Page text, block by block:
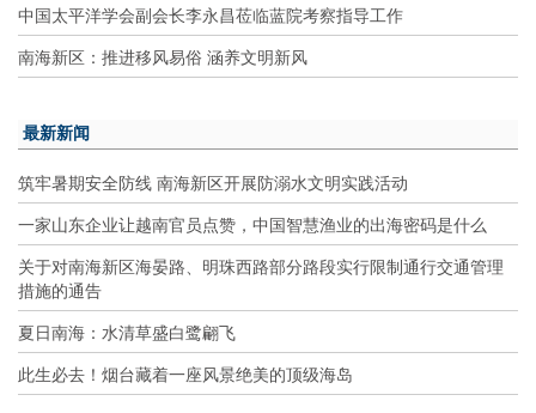
中国太平洋学会副会长李永昌莅临蓝院考察指导工作
南海新区：推进移风易俗 涵养文明新风
最新新闻
筑牢暑期安全防线 南海新区开展防溺水文明实践活动
一家山东企业让越南官员点赞，中国智慧渔业的出海密码是什么
关于对南海新区海晏路、明珠西路部分路段实行限制通行交通管理
措施的通告
夏日南海：水清草盛白鹭翩飞
此生必去！烟台藏着一座风景绝美的顶级海岛